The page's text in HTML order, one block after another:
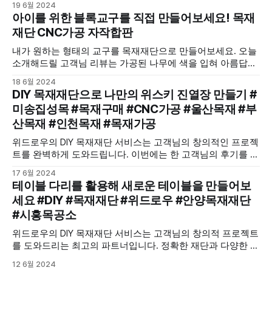
19 6월 2024
아이를 위한 블록교구를 직접 만들어보세요! 목재
재단 CNC가공 자작합판
내가 원하는 형태의 교구를 목재재단으로 만들어보세요. 오늘
소개해드릴 고객님 리뷰는 가공된 나무에 색을 입혀 아름답게
18 6월 2024
DIY 목재재단으로 나만의 위스키 진열장 만들기 #
미송집성목 #목재구매 #CNC가공 #울산목재 #부
산목재 #인천목재 #목재가공
위드로우의 DIY 목재재단 서비스는 고객님의 창의적인 프로젝
트를 완벽하게 도와드립니다. 이번에는 한 고객님의 후기를 통
17 6월 2024
테이블 다리를 활용해 새로운 테이블을 만들어보
세요 #DIY #목재재단 #위드로우 #안양목재재단
#시흥목공소
위드로우의 DIY 목재재단 서비스는 고객님의 창의적 프로젝트
를 도와드리는 최고의 파트너입니다. 정확한 재단과 다양한 옵
도와드립니다.
12 6월 2024